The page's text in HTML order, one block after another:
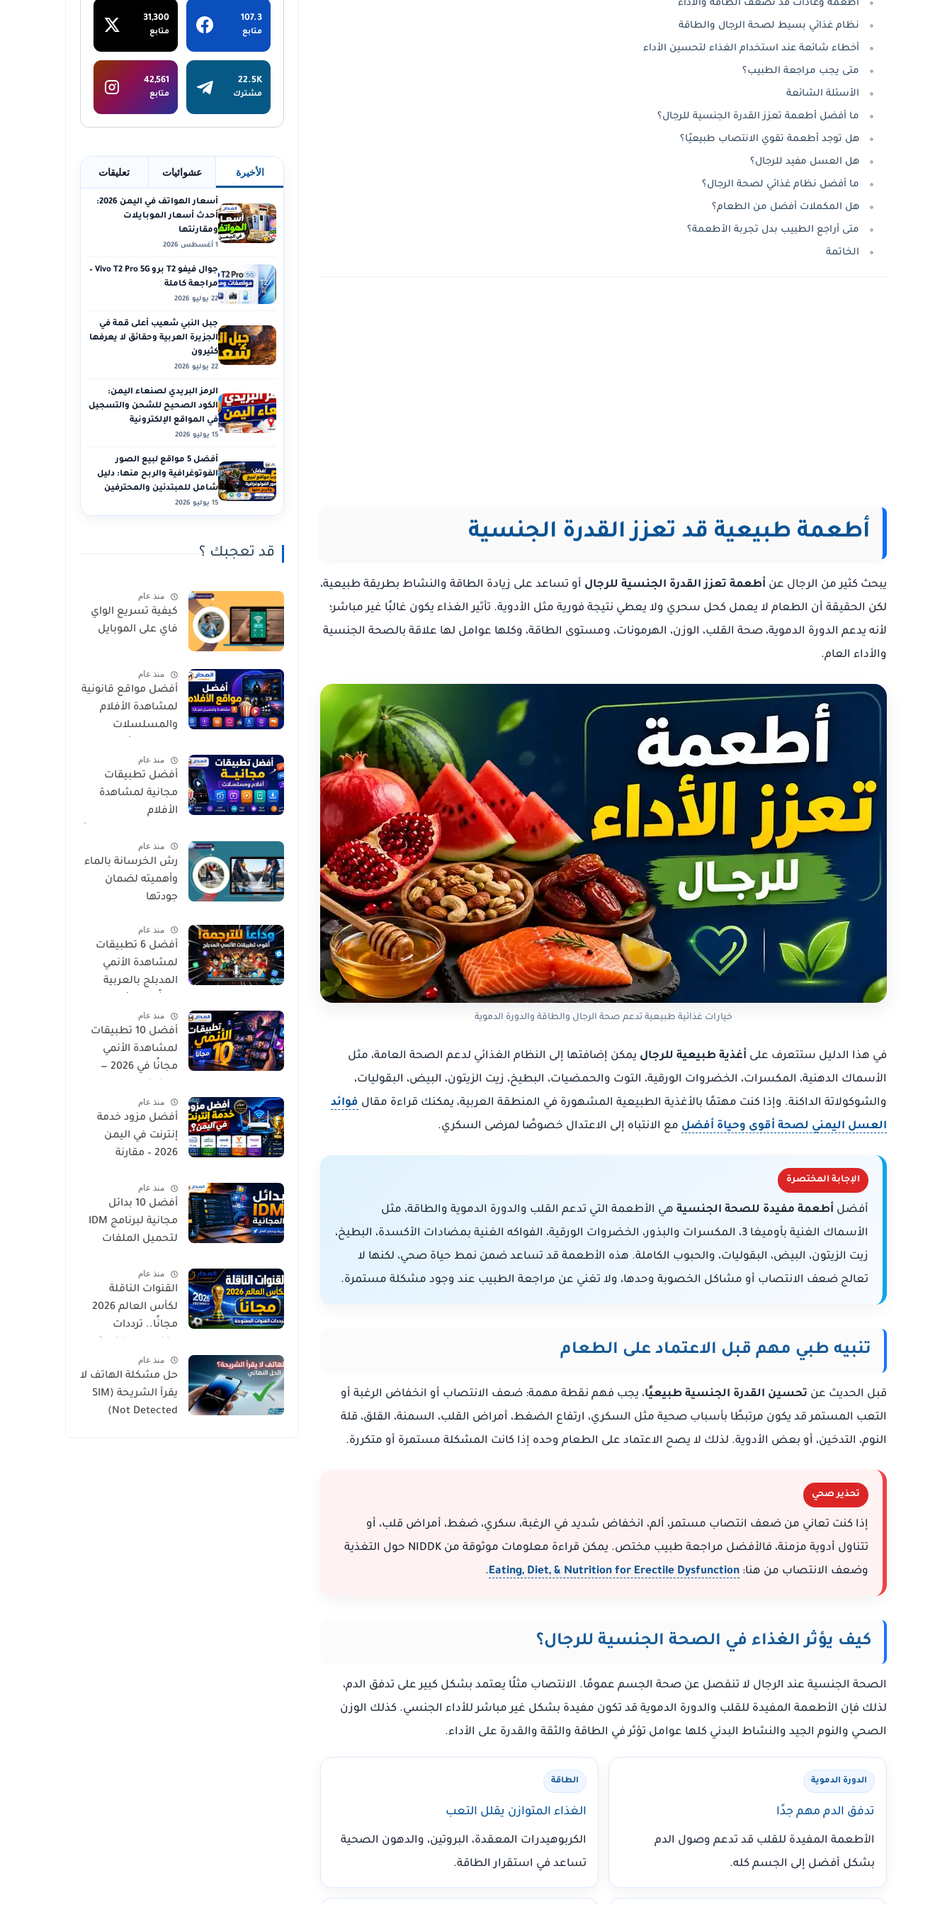
أطعمة وعادات قد تضعف الطاقة والأداء
نظام غذائي بسيط لصحة الرجال والطاقة
أخطاء شائعة عند استخدام الغذاء لتحسين الأداء
متى يجب مراجعة الطبيب؟
الأسئلة الشائعة
ما أفضل أطعمة تعزز القدرة الجنسية للرجال؟
هل توجد أطعمة تقوي الانتصاب طبيعيًا؟
هل العسل مفيد للرجال؟
ما أفضل نظام غذائي لصحة الرجال؟
هل المكملات أفضل من الطعام؟
متى أراجع الطبيب بدل تجربة الأطعمة؟
الخاتمة
أطعمة طبيعية قد تعزز القدرة الجنسية
يبحث كثير من الرجال عن أطعمة تعزز القدرة الجنسية للرجال أو تساعد على زيادة الطاقة والنشاط بطريقة طبيعية،
لكن الحقيقة أن الطعام لا يعمل كحل سحري ولا يعطي نتيجة فورية مثل الأدوية. تأثير الغذاء يكون غالبًا غير مباشر؛
لأنه يدعم الدورة الدموية، صحة القلب، الوزن، الهرمونات، ومستوى الطاقة، وكلها عوامل لها علاقة بالصحة الجنسية
والأداء العام.
خيارات غذائية طبيعية تدعم صحة الرجال والطاقة والدورة الدموية
في هذا الدليل ستتعرف على أغذية طبيعية للرجال يمكن إضافتها إلى النظام الغذائي لدعم الصحة العامة، مثل
الأسماك الدهنية، المكسرات، الخضروات الورقية، التوت والحمضيات، البطيخ، زيت الزيتون، البيض، البقوليات،
والشوكولاتة الداكنة. وإذا كنت مهتمًا بالأغذية الطبيعية المشهورة في المنطقة العربية، يمكنك قراءة مقال فوائد
العسل اليمني لصحة أقوى وحياة أفضل مع الانتباه إلى الاعتدال خصوصًا لمرضى السكري.
الإجابة المختصرة
أفضل أطعمة مفيدة للصحة الجنسية هي الأطعمة التي تدعم القلب والدورة الدموية والطاقة، مثل
الأسماك الغنية بأوميغا 3، المكسرات والبذور، الخضروات الورقية، الفواكه الغنية بمضادات الأكسدة، البطيخ،
زيت الزيتون، البيض، البقوليات، والحبوب الكاملة. هذه الأطعمة قد تساعد ضمن نمط حياة صحي، لكنها لا
تعالج ضعف الانتصاب أو مشاكل الخصوبة وحدها، ولا تغني عن مراجعة الطبيب عند وجود مشكلة مستمرة.
تنبيه طبي مهم قبل الاعتماد على الطعام
قبل الحديث عن تحسين القدرة الجنسية طبيعيًا، يجب فهم نقطة مهمة: ضعف الانتصاب أو انخفاض الرغبة أو
التعب المستمر قد يكون مرتبطًا بأسباب صحية مثل السكري، ارتفاع الضغط، أمراض القلب، السمنة، القلق، قلة
النوم، التدخين، أو بعض الأدوية. لذلك لا يصح الاعتماد على الطعام وحده إذا كانت المشكلة مستمرة أو متكررة.
تحذير صحي
إذا كنت تعاني من ضعف انتصاب مستمر، ألم، انخفاض شديد في الرغبة، سكري، ضغط، أمراض قلب، أو
تتناول أدوية مزمنة، فالأفضل مراجعة طبيب مختص. يمكن قراءة معلومات موثوقة من NIDDK حول التغذية
وضعف الانتصاب من هنا: Eating, Diet, & Nutrition for Erectile Dysfunction
.
كيف يؤثر الغذاء في الصحة الجنسية للرجال؟
الصحة الجنسية عند الرجال لا تنفصل عن صحة الجسم عمومًا. الانتصاب مثلًا يعتمد بشكل كبير على تدفق الدم،
لذلك فإن الأطعمة المفيدة للقلب والدورة الدموية قد تكون مفيدة بشكل غير مباشر للأداء الجنسي. كذلك الوزن
الصحي والنوم الجيد والنشاط البدني كلها عوامل تؤثر في الطاقة والثقة والقدرة على الأداء.
الدورة الدموية
تدفق الدم مهم جدًا
الأطعمة المفيدة للقلب قد تدعم وصول الدم
بشكل أفضل إلى الجسم كله.
الطاقة
الغذاء المتوازن يقلل التعب
الكربوهيدرات المعقدة، البروتين، والدهون الصحية
تساعد في استقرار الطاقة.
107.3
متابع
31,300
متابع
22.5K
مشترك
42,561
متابع
الأخيرة عشوائيات تعليقات
أسعار الهواتف في اليمن 2026:
أحدث أسعار الموبايلات
ومقارنتها
1 أغسطس 2026
جوال فيفو T2 برو Vivo T2 Pro 5G –
مراجعة كاملة
22 يوليو 2026
جبل النبي شعيب أعلى قمة في
الجزيرة العربية وحقائق لا يعرفها
كثيرون
22 يوليو 2026
الرمز البريدي لصنعاء اليمن:
الكود الصحيح للشحن والتسجيل
في المواقع الإلكترونية
15 يوليو 2026
أفضل 5 مواقع لبيع الصور
الفوتوغرافية والربح منها: دليل
شامل للمبتدئين والمحترفين
15 يوليو 2026
قد تعجبك ؟
منذ عام
كيفية تسريع الواي
فاي على الموبايل
منذ عام
أفضل مواقع قانونية
لمشاهدة الأفلام
والمسلسلات
مجانًا وبأمان
منذ عام
أفضل تطبيقات
مجانية لمشاهدة
الأفلام
عالية وبشكل آمن
منذ عام
رش الخرسانة بالماء
وأهميته لضمان
جودتها
منذ عام
أفضل 6 تطبيقات
لمشاهدة الأنمي
المدبلج بالعربية
والجودة العالية
منذ عام
أفضل 10 تطبيقات
لمشاهدة الأنمي
مجانًا في 2026 —
بمسلسلاتك
المفضلة بدون تكلفة
منذ عام
أفضل مزود خدمة
إنترنت في اليمن
2026 – مقارنة
منذ عام
أفضل 10 بدائل
مجانية لبرنامج IDM
لتحميل الملفات
منذ عام
القنوات الناقلة
لكأس العالم 2026
مجانًا.. ترددات
وطرق المشاهدة
الرسمية
منذ عام
حل مشكلة الهاتف لا
يقرأ الشريحة (SIM
Not Detected)